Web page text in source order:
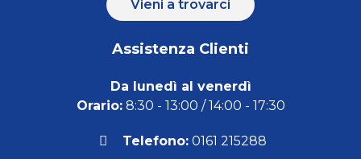
Vieni a trovarci
Assistenza Clienti
Da lunedì al venerdì
Orario:8:30 - 13:00 / 14:00 - 17:30
Telefono: 0161 215288